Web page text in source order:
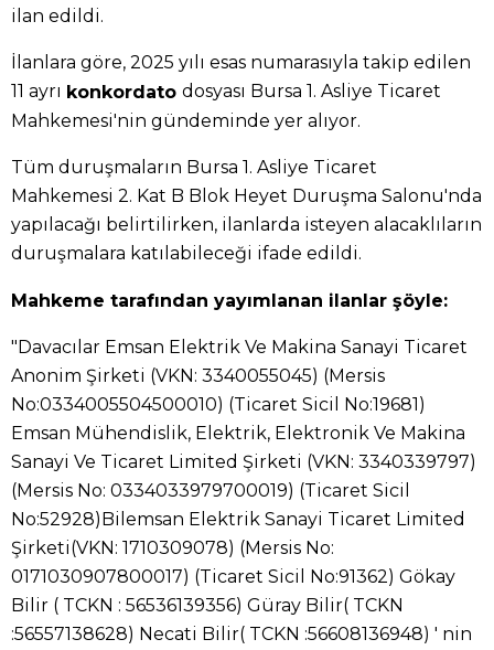
ilan edildi.
İlanlara göre, 2025 yılı esas numarasıyla takip edilen
11 ayrı konkordato dosyası Bursa 1. Asliye Ticaret
Mahkemesi'nin gündeminde yer alıyor.
Tüm duruşmaların Bursa 1. Asliye Ticaret
Mahkemesi 2. Kat B Blok Heyet Duruşma Salonu'nda
yapılacağı belirtilirken, ilanlarda isteyen alacaklıların
duruşmalara katılabileceği ifade edildi.
Mahkeme tarafından yayımlanan ilanlar şöyle:
"Davacılar Emsan Elektrik Ve Makina Sanayi Ticaret
Anonim Şirketi (VKN: 3340055045) (Mersis
No:0334005504500010) (Ticaret Sicil No:19681)
Emsan Mühendislik, Elektrik, Elektronik Ve Makina
Sanayi Ve Ticaret Limited Şirketi (VKN: 3340339797)
(Mersis No: 0334033979700019) (Ticaret Sicil
No:52928)Bilemsan Elektrik Sanayi Ticaret Limited
Şirketi(VKN: 1710309078) (Mersis No:
0171030907800017) (Ticaret Sicil No:91362) Gökay
Bilir ( TCKN : 56536139356) Güray Bilir( TCKN
:56557138628) Necati Bilir( TCKN :56608136948) ' nin